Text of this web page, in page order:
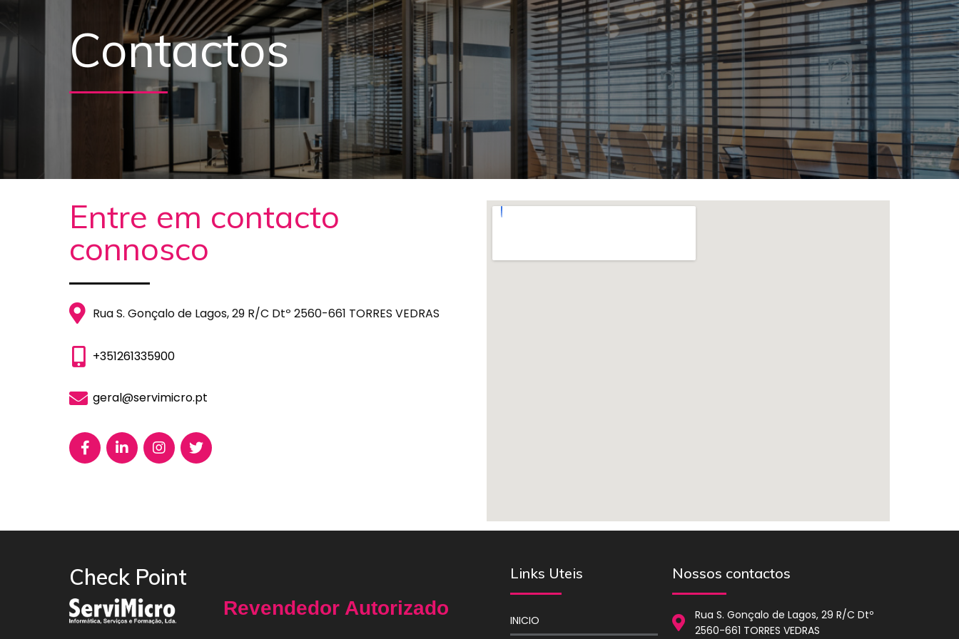
Contactos
Entre em contacto
connosco
Rua S. Gonçalo de Lagos, 29 R/C Dtº 2560-661 TORRES VEDRAS
+351261335900
geral@servimicro.pt
Check Point
Revendedor Autorizado
Links Uteis
INICIO
Nossos contactos
Rua S. Gonçalo de Lagos, 29 R/C Dtº
2560-661 TORRES VEDRAS